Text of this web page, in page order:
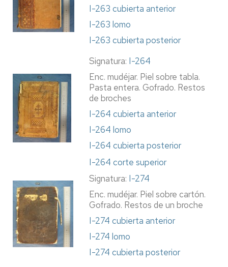
I-263 cubierta anterior
I-263 lomo
I-263 cubierta posterior
Signatura: I-264
Enc. mudéjar. Piel sobre tabla.
Pasta entera. Gofrado. Restos
de broches
I-264 cubierta anterior
I-264 lomo
I-264 cubierta posterior
I-264 corte superior
Signatura: I-274
Enc. mudéjar. Piel sobre cartón.
Gofrado. Restos de un broche
I-274 cubierta anterior
I-274 lomo
I-274 cubierta posterior